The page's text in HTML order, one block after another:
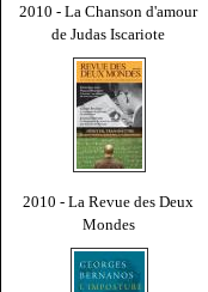
2010 - La Chanson d'amour
de Judas Iscariote
2010 - La Revue des Deux
Mondes